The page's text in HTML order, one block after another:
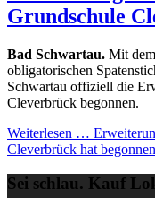
Grundschule
Bad Schwartau. Mit
obligatorischen
Schwartau offiziell die
Cleverbrück begonnen.
Weiterlesen …
Cleverbrück hat begonnen
Sei schlau. Kauf